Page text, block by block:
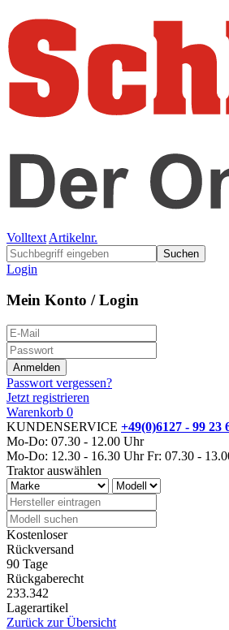
Volltext Artikelnr.
Suchen
Login
Mein Konto / Login
Passwort vergessen?
Jetzt registrieren
Warenkorb 0
KUNDENSERVICE +49(0)6127 - 99 23
Mo-Do: 07.30 - 12.00 Uhr
Mo-Do: 12.30 - 16.30 Uhr Fr: 07.30 -
Traktor auswählen
Kostenloser
Rückversand
90 Tage
Rückgaberecht
233.342
Lagerartikel
Zurück zur Übersicht